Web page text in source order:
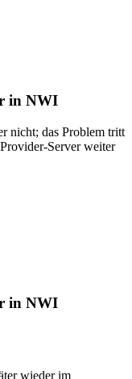
in NWI
nicht; das Problem tritt
Server weiter
in NWI
wieder im